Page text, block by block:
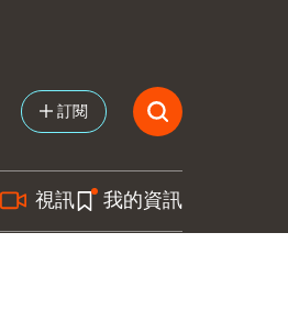
訂閱
視訊 我的資訊